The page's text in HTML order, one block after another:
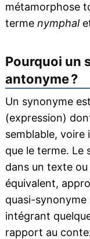
métamorphose
terme nymphal
Pourquoi un
antonyme ?
Un synonyme
(expression)
semblable, voire
que le terme. Le
dans un texte
équivalent,
quasi-synonyme
intégrant
rapport au